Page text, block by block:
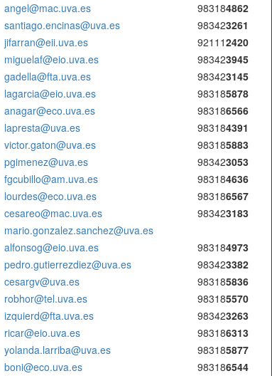
angel@mac.uva.es 983184862
santiago.encinas@uva.es 983423261
jifarran@eii.uva.es 921112420
miguelaf@eio.uva.es 983423945
gadella@fta.uva.es 983423145
lagarcia@eio.uva.es 983185878
anagar@eco.uva.es 983186566
lapresta@uva.es 983184391
victor.gaton@uva.es 983185883
pgimenez@uva.es 983423053
fgcubillo@am.uva.es 983184636
lourdes@eco.uva.es 983186567
cesareo@mac.uva.es 983423183
mario.gonzalez.sanchez@uva.es
alfonsog@eio.uva.es 983184973
pedro.gutierrezdiez@uva.es 983423382
cesargv@uva.es 983185836
robhor@tel.uva.es 983185570
izquierd@fta.uva.es 983423263
ricar@eio.uva.es 983186313
yolanda.larriba@uva.es 983185877
boni@eco.uva.es 983186544